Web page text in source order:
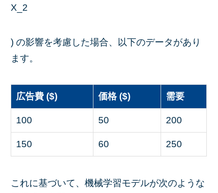
X_2
) の影響を考慮した場合、以下のデータがあり
ます。
広告費 ($) 価格 ($) 需要
100 50 200
150 60 250
これに基づいて、機械学習モデルが次のような